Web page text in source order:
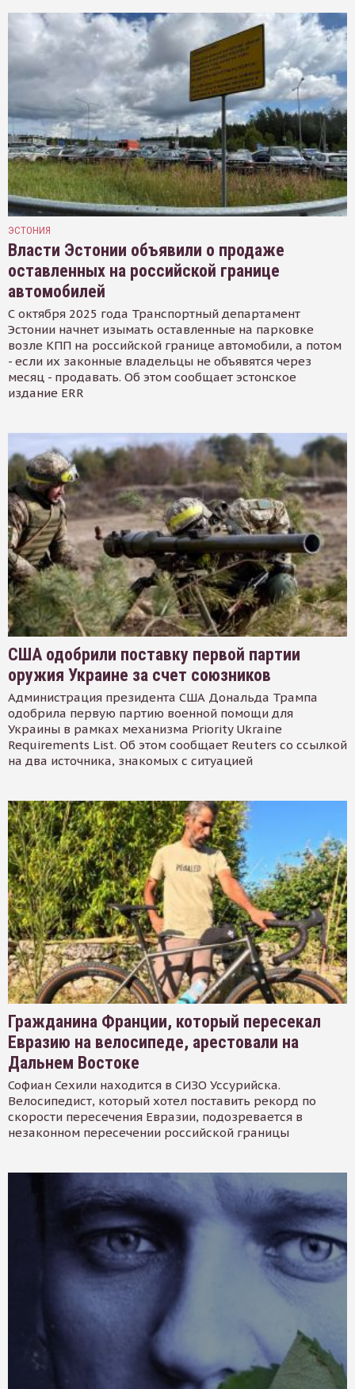
ЭСТОНИЯ
Власти Эстонии объявили о продаже
оставленных на российской границе
автомобилей
С октября 2025 года Транспортный департамент
Эстонии начнет изымать оставленные на парковке
возле КПП на российской границе автомобили, а потом
- если их законные владельцы не объявятся через
месяц - продавать. Об этом сообщает эстонское
издание ERR
США одобрили поставку первой партии
оружия Украине за счет союзников
Администрация президента США Дональда Трампа
одобрила первую партию военной помощи для
Украины в рамках механизма Priority Ukraine
Requirements List. Об этом сообщает Reuters со ссылкой
на два источника, знакомых с ситуацией
Гражданина Франции, который пересекал
Евразию на велосипеде, арестовали на
Дальнем Востоке
Софиан Сехили находится в СИЗО Уссурийска.
Велосипедист, который хотел поставить рекорд по
скорости пересечения Евразии, подозревается в
незаконном пересечении российской границы